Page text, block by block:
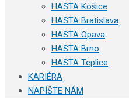
HASTA Košice
HASTA Bratislava
HASTA Opava
HASTA Brno
HASTA Teplice
KARIÉRA
NAPÍŠTE NÁM